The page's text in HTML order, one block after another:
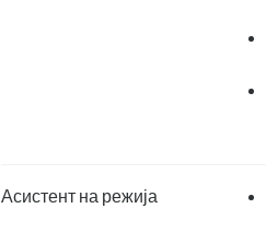
Асистент на режија